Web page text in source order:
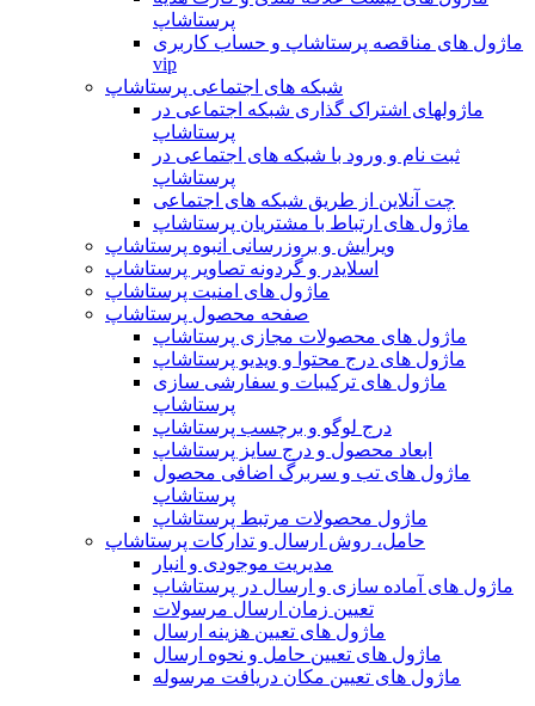
پرستاشاپ
ماژول های مناقصه پرستاشاپ و حساب کاربری
vip
شبکه های اجتماعی پرستاشاپ
ماژولهای اشتراک‌ گذاری شبکه اجتماعی در
پرستاشاپ
ثبت نام و ورود با شبکه های اجتماعی در
پرستاشاپ
چت آنلاین از طریق شبکه های اجتماعی
ماژول های ارتباط با مشتریان پرستاشاپ
ویرایش و بروزرسانی انبوه پرستاشاپ
اسلایدر و گردونه تصاویر پرستاشاپ
ماژول های امنیت پرستاشاپ
صفحه محصول پرستاشاپ
ماژول های محصولات مجازی پرستاشاپ
ماژول های درج محتوا و ویدیو پرستاشاپ
ماژول های ترکیبات و سفارشی سازی
پرستاشاپ
درج لوگو و برچسب پرستاشاپ
ابعاد محصول و درج سایز پرستاشاپ
ماژول های تب و سربرگ اضافی محصول
پرستاشاپ
ماژول محصولات مرتبط پرستاشاپ
حامل، روش ارسال و تدارکات پرستاشاپ
مدیریت موجودی و انبار
ماژول های آماده سازی و ارسال در پرستاشاپ
تعیین زمان ارسال مرسولات
ماژول های تعیین هزینه ارسال
ماژول های تعیین حامل و نحوه ارسال
ماژول های تعیین مکان دریافت مرسوله